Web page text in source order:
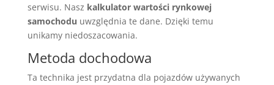
serwisu. Nasz kalkulator wartości rynkowej
samochodu uwzględnia te dane. Dzięki temu
unikamy niedoszacowania.
Metoda dochodowa
Ta technika jest przydatna dla pojazdów używanych